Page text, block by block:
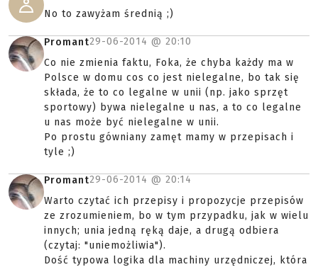
No to zawyżam średnią ;)
Promant29-06-2014 @ 20:10
Co nie zmienia faktu, Foka, że chyba każdy ma w
Polsce w domu cos co jest nielegalne, bo tak się
składa, że to co legalne w unii (np. jako sprzęt
sportowy) bywa nielegalne u nas, a to co legalne
u nas może być nielegalne w unii.
Po prostu gówniany zamęt mamy w przepisach i
tyle ;)
Promant29-06-2014 @ 20:14
Warto czytać ich przepisy i propozycje przepisów
ze zrozumieniem, bo w tym przypadku, jak w wielu
innych; unia jedną ręką daje, a drugą odbiera
(czytaj: "uniemożliwia").
Dość typowa logika dla machiny urzędniczej, która